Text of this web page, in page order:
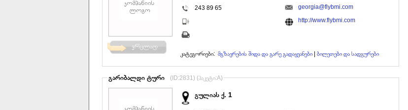
243 89 65
georgia@flybmi.com
http://www.flybmi.com
კატეგორიები: მგზავრების შიდა და გარე გადაყვანები ბილეთები და სადგურები
გარიბალდი ტური (ID:2831) (პაკეტი:A)
გულიას ქ. 1